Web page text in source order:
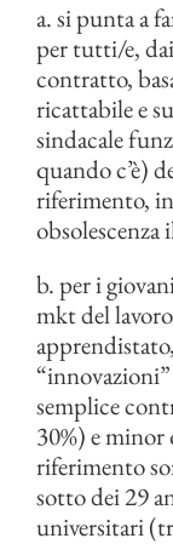
a. si punta a
per tutti/e, dai
contratto,
ricattabile e
sindacale
quando c’è)
riferimento,
b. per i
mkt del
semplice
30%) e minor
riferimento
sotto dei 29
universitari